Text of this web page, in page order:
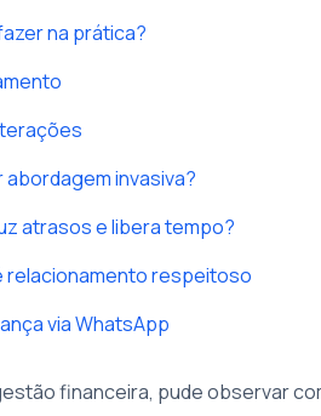
na prática?
invasiva?
atrasos e libera tempo?
relacionamento respeitoso
via WhatsApp
financeira, pude observar